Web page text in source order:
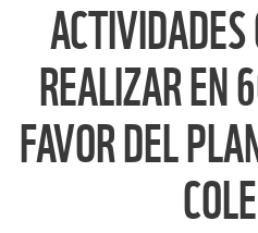
ACTIVIDADES
REALIZAR EN
FAVOR DEL